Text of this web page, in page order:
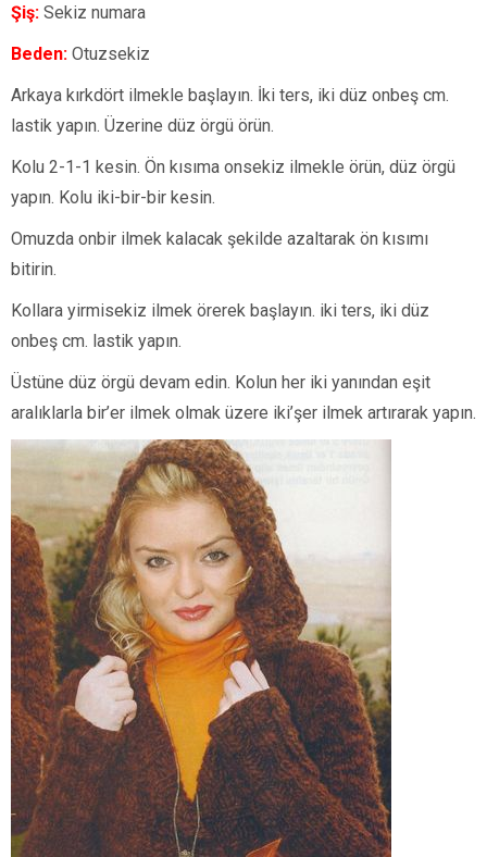
Şiş: Sekiz numara
Beden: Otuzsekiz
Arkaya kırkdört ilmekle başlayın. İki ters, iki düz onbeş cm.
lastik yapın. Üzerine düz örgü örün.
Kolu 2-1-1 kesin. Ön kısıma onsekiz ilmekle örün, düz örgü
yapın. Kolu iki-bir-bir kesin.
Omuzda onbir ilmek kalacak şekilde azaltarak ön kısımı
bitirin.
Kollara yirmisekiz ilmek örerek başlayın. iki ters, iki düz
onbeş cm. lastik yapın.
Üstüne düz örgü devam edin. Kolun her iki yanından eşit
aralıklarla bir’er ilmek olmak üzere iki’şer ilmek artırarak yapın.